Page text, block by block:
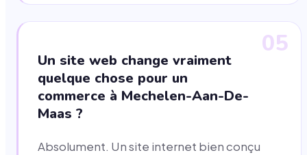
05
Un site web change vraiment
quelque chose pour un
commerce à Mechelen-Aan-De-
Maas ?
Absolument. Un site internet bien conçu